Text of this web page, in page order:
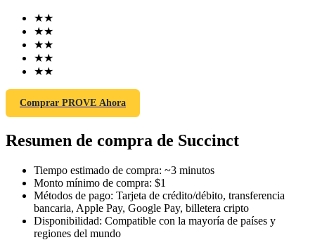
Futuros de criptomonedas
TradFi
Derivados de acciones, divisas, metales preciosos y materias
primas
★★
★★
★★
★★
★★
Comprar PROVE Ahora
Resumen de compra de Succinct
Tiempo estimado de compra: ~3 minutos
Monto mínimo de compra: $1
Métodos de pago: Tarjeta de crédito/débito, transferencia
bancaria, Apple Pay, Google Pay, billetera cripto
Disponibilidad: Compatible con la mayoría de países y
regiones del mundo